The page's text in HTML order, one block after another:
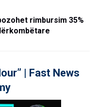
rimbursim 35%
| Fast News